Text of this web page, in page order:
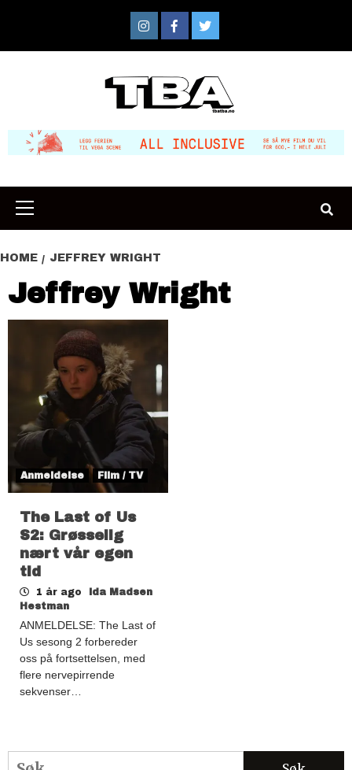
content
InstagramFacebook
Twitter
Primary
Menu
HOME JEFFREY WRIGHT
Jeffrey Wright
Anmeldelse Film / TV
The Last of Us
S2: Grøsselig
nært vår egen
tid
1 år ago
Ida Madsen
Hestman
ANMELDELSE: The Last of
Us sesong 2 forbereder
oss på fortsettelsen, med
flere nervepirrende
sekvenser…
Søk